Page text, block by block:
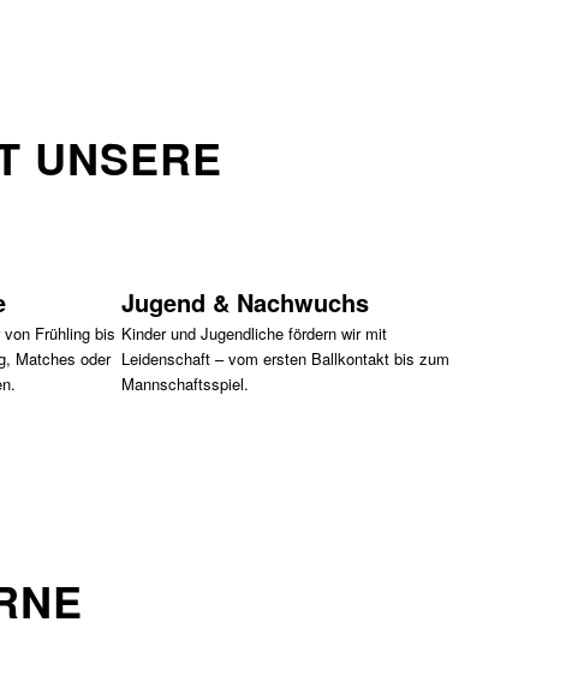
UNSERE
Frühling bis
Matches oder
Jugend & Nachwuchs
Kinder und Jugendliche fördern wir mit
Leidenschaft – vom ersten Ballkontakt bis zum
Mannschaftsspiel.